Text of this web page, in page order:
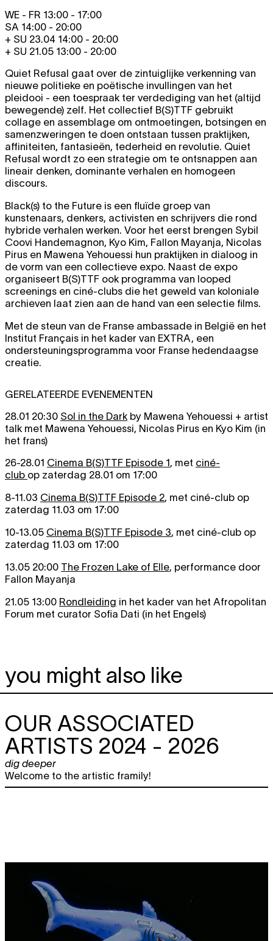
WE - FR 13:00 - 17:00
SA 14:00 - 20:00
+ SU 23.04 14:00 - 20:00
+ SU 21.05 13:00 - 20:00
Quiet Refusal gaat over de zintuiglijke verkenning van
nieuwe politieke en poëtische invullingen van het
pleidooi - een toespraak ter verdediging van het (altijd
bewegende) zelf. Het collectief B(S)TTF gebruikt
collage en assemblage om ontmoetingen, botsingen en
samenzweringen te doen ontstaan tussen praktijken,
affiniteiten, fantasieën, tederheid en revolutie. Quiet
Refusal wordt zo een strategie om te ontsnappen aan
lineair denken, dominante verhalen en homogeen
discours.
Black(s) to the Future is een fluïde groep van
kunstenaars, denkers, activisten en schrijvers die rond
hybride verhalen werken. Voor het eerst brengen Sybil
Coovi Handemagnon, Kyo Kim, Fallon Mayanja, Nicolas
Pirus en Mawena Yehouessi hun praktijken in dialoog in
de vorm van een collectieve expo. Naast de expo
organiseert B(S)TTF ook programma van looped
screenings en ciné-clubs die het geweld van koloniale
archieven laat zien aan de hand van een selectie films.
Met de steun van de Franse ambassade in België en het
Institut Français in het kader van EXTRA, een
ondersteuningsprogramma voor Franse hedendaagse
creatie.
GERELATEERDE EVENEMENTEN
28.01 20:30 Sol in the Dark by Mawena Yehouessi + artist
talk met Mawena Yehouessi, Nicolas Pirus en Kyo Kim (in
het frans)
26-28.01 Cinema B(S)TTF Episode 1 , met ciné-
club op zaterdag 28.01 om 17:00
8-11.03 Cinema B(S)TTF Episode 2, met ciné-club op
zaterdag 11.03 om 17:00
10-13.05 Cinema B(S)TTF Episode 3, met ciné-club op
zaterdag 11.03 om 17:00
13.05 20:00 The Frozen Lake of Elle, performance door
Fallon Mayanja
21.05 13:00 Rondleiding in het kader van het Afropolitan
Forum met curator Sofia Dati (in het Engels)
you might also like
OUR ASSOCIATED
ARTISTS 2024 - 2026
dig deeper
Welcome to the artistic framily!